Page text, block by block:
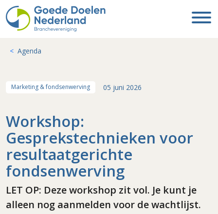
Agenda
Marketing & fondsenwerving 05 juni 2026
Workshop:
Gesprekstechnieken voor
resultaatgerichte
fondsenwerving
LET OP: Deze workshop zit vol. Je kunt je
alleen nog aanmelden voor de wachtlijst.